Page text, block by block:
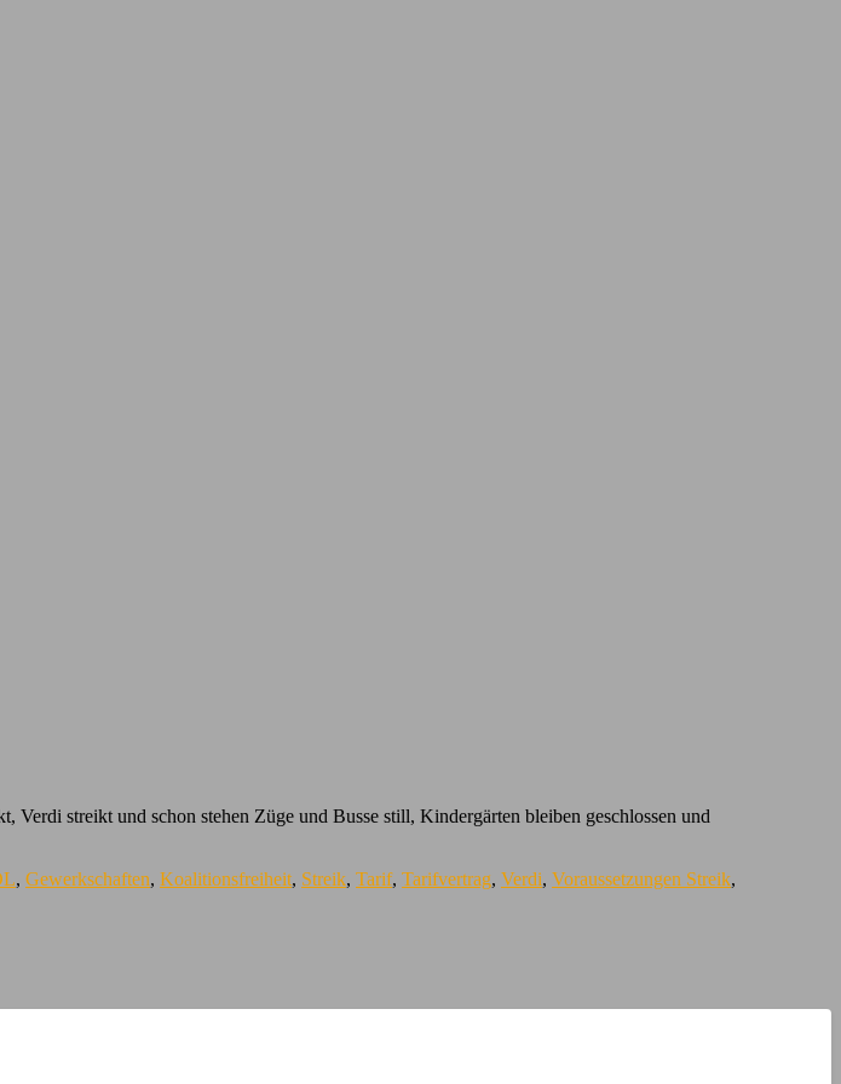
streikt und schon stehen Züge und Busse still, Kindergärten bleiben geschlossen und
, Gewerkschaften, Koalitionsfreiheit, Streik, Tarif, Tarifvertrag, Verdi, Voraussetzungen Streik,